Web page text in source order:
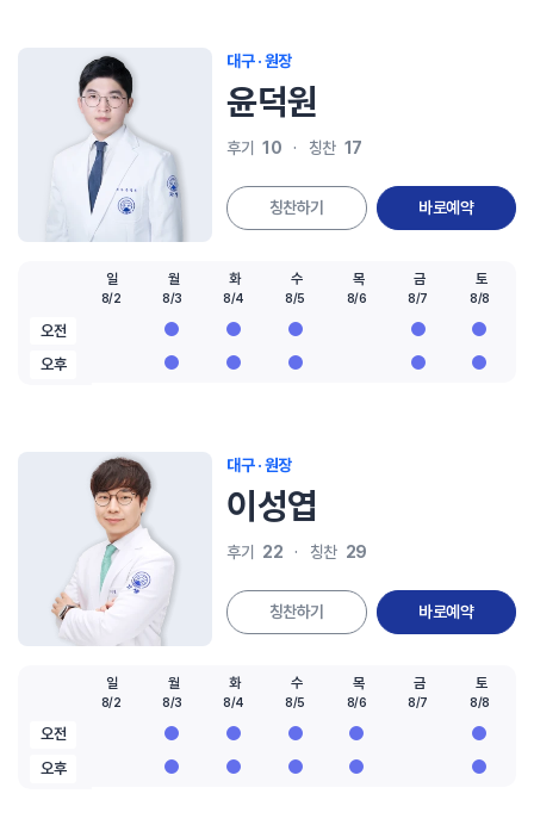
대구 · 원장
윤덕원
후기 10 칭찬 17
칭찬하기 바로예약
오전
오후
일
8/2
월
8/3
화
8/4
수
8/5
목
8/6
금
8/7
토
8/8
대구 · 원장
이성엽
후기 22 칭찬 29
칭찬하기 바로예약
오전
오후
일
8/2
월
8/3
화
8/4
수
8/5
목
8/6
금
8/7
토
8/8